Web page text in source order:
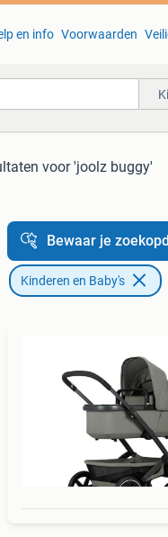
en info Voorwaarden
voor 'joolz buggy'
Bewaar je
Kinderen en Baby's